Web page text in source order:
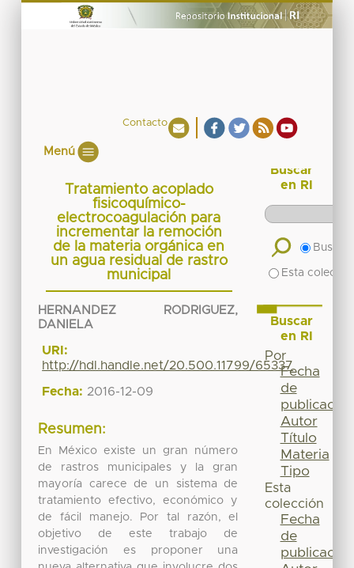
Contacto
Menú
Tratamiento acoplado
fisicoquímico-
electrocoagulación para
incrementar la remoción
de la materia orgánica en
un agua residual de rastro
municipal
HERNANDEZ RODRIGUEZ,
DANIELA
URI:
http://hdl.handle.net/20.500.11799/65337
Fecha: 2016-12-09
Resumen:
En México existe un gran número
de rastros municipales y la gran
mayoría carece de un sistema de
tratamiento efectivo, económico y
de fácil manejo. Por tal razón, el
objetivo de este trabajo de
investigación es proponer una
Buscar
en RI
Buscar
Esta
Buscar
en RI
Por
Fecha
de
publicación
Autor
Título
Materia
Tipo
Esta
colección
Fecha
de
publicación